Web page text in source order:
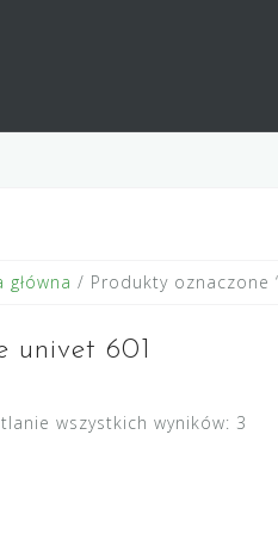
główna / Produkty oznaczone
univet 601
wszystkich wyników: 3